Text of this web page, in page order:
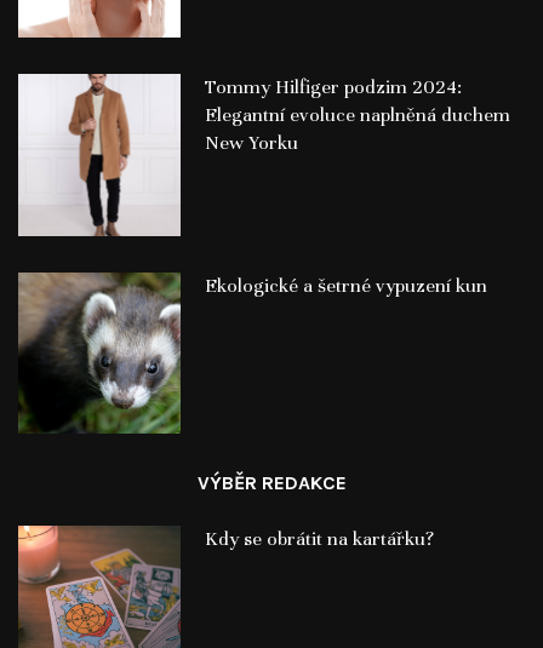
Tommy Hilfiger podzim 2024:
Elegantní evoluce naplněná duchem
New Yorku
Ekologické a šetrné vypuzení kun
VÝBĚR REDAKCE
Kdy se obrátit na kartářku?